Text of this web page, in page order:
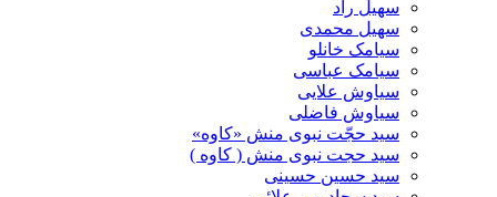
سهیل راد
سهیل محمدی
سیامک خانلو
سیامک عباسی
سیاوش علایی
سیاوش فاضلی
سید حجّت نبوی منش «کاوه»
سید حجت نبوی منش ( کاوه )
سید حسین حسینى